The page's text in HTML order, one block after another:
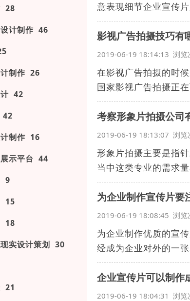
28
计制作 46
制作 26
计 42
42
制作 16
示平台 44
9
15
18
实设计策划 30
21
意表现细节企业宣传
影视广告拍摄技巧有
2019-06-19 18:14:13 浏览
在影视广告拍摄的时
国家影视广告拍摄正
考察形象片拍摄公司
2019-06-19 18:13:07 浏览
形象片拍摄主要是指
当中这类专业的需求
为企业制作宣传片要
2019-06-19 18:08:45 浏览
为企业制作优质的宣
经成为企业对外的一
企业宣传片可以制作
2019-06-19 18:04:31 浏览